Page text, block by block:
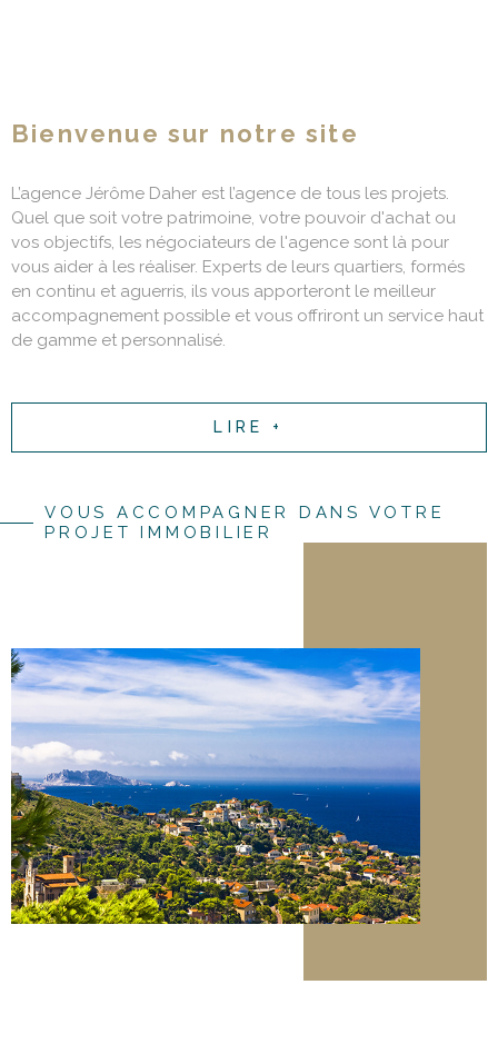
Bienvenue sur notre site
L’agence Jérôme Daher est l’agence de tous les projets.
Quel que soit votre patrimoine, votre pouvoir d'achat ou
vos objectifs, les négociateurs de l'agence sont là pour
vous aider à les réaliser. Experts de leurs quartiers, formés
en continu et aguerris, ils vous apporteront le meilleur
accompagnement possible et vous offriront un service haut
de gamme et personnalisé.
LIRE +
VOUS ACCOMPAGNER DANS VOTRE
PROJET IMMOBILIER